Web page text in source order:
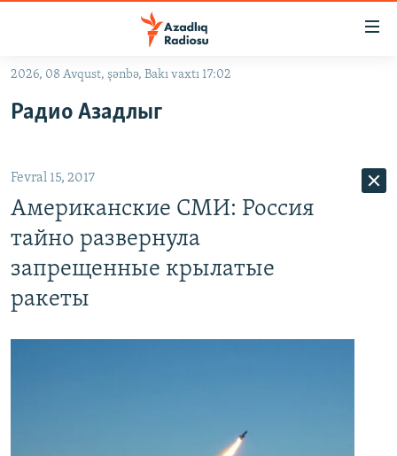
Əsas
qayıt
qayıt
Axtarışa
#İZAHLA
FƏRQƏ BAX
QANUNI DOĞRU
ARAŞDIRMA
MULTIMEDIA
PEŞƏ ETIKASI VƏ JURNALISTIKA STANDARTLARIMIZ
2026, 08 Avqust, şənbə, Bakı vaxtı 17:02
Радио Азадлыг
Fevral 15, 2017
Американские СМИ: Россия
тайно развернула
запрещенные крылатые
ракеты